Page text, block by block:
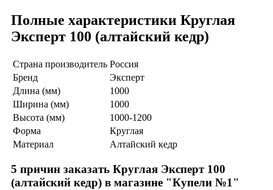
Полные характеристики Круглая
Эксперт 100 (алтайский кедр)
Страна производитель Россия
Бренд
Эксперт
Длина (мм)
1000
Ширина (мм)
1000
Высота (мм)
1000-1200
Форма
Круглая
Материал
Алтайский кедр
5 причин заказать Круглая Эксперт 100
(алтайский кедр) в магазине "Купели №1"